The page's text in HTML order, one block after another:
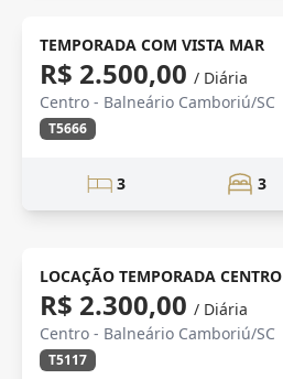
ALTO PADRÃO
TEMPORADA COM VISTA MAR
R$ 2.500,00 / Diária
Centro - Balneário Camboriú/SC
T5666
3 3
LOCAÇÃO TEMPORADA CENTRO
R$ 2.300,00 / Diária
Centro - Balneário Camboriú/SC
T5117